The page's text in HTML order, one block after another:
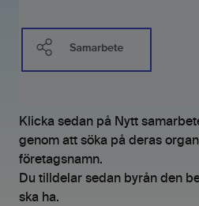
Klicka sedan på Nytt
genom att söka på deras
företagsnamn.
Du tilldelar sedan byrån den
ska ha.